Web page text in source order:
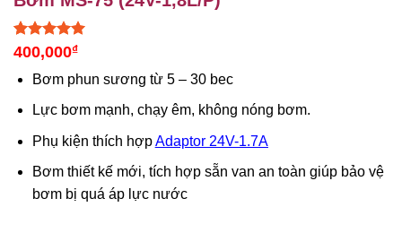
5.00trên 5
dựa trên
1
đánh giá
400,000₫
Bơm phun sương từ 5 – 30 bec
Lực bơm mạnh, chạy êm, không nóng bơm.
Phụ kiện thích hợpAdaptor 24V-1.7A
Bơm thiết kế mới, tích hợp sẵn van an toàn giúp bảo vệ
bơm bị quá áp lực nước